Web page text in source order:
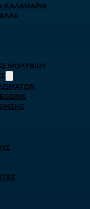
ΚΑΛΑΜΆΡΙΑ
ΜΟΛΥΒΙΟΎ